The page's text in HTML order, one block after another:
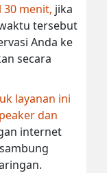
30 menit, jika
tersebut
Anda ke
secara
layanan ini
dan
internet